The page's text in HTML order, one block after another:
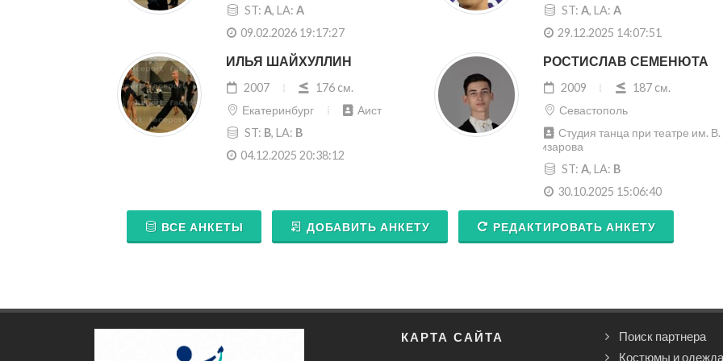
ST:A, LA:A
09.02.2026 19:17:27
ST: A, LA: A
29.12.2025 14:07:51
ИЛЬЯ ШАЙХУЛЛИН
2007
176 cм.
Екатеринбург
Аист
ST: B, LA: B
04.12.2025 20:38:12
РОСТИСЛАВ СЕМЕНЮТА
2009
187 cм.
Севастополь
Студия танца при театре им. В.
Елизарова
ST: A, LA: B
30.10.2025 15:06:40
ВСЕ АНКЕТЫ ДОБАВИТЬ АНКЕТУ РЕДАКТИРОВАТЬ АНКЕТУ
КАРТА САЙТА
Поиск партнера
Костюмы и одежда